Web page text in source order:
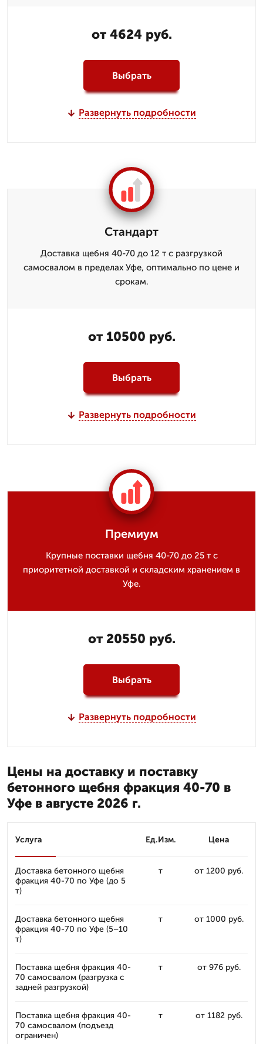
от 4624 руб.
Выбрать
Развернуть подробности
Стандарт
Доставка щебня 40-70 до 12 т с разгрузкой
самосвалом в пределах Уфе, оптимально по цене и
срокам.
от 10500 руб.
Выбрать
Развернуть подробности
Премиум
Крупные поставки щебня 40-70 до 25 т с
приоритетной доставкой и складским хранением в
Уфе.
от 20550 руб.
Выбрать
Развернуть подробности
Цены на доставку и поставку
бетонного щебня фракция 40-70 в
Уфе в августе 2026 г.
Услуга Ед.Изм. Цена
Доставка бетонного щебня
фракция 40-70 по Уфе (до 5
т)
т от 1200 руб.
Доставка бетонного щебня
фракция 40-70 по Уфе (5–10
т)
т от 1000 руб.
Поставка щебня фракция 40-
70 самосвалом (разгрузка с
задней разгрузкой)
т от 976 руб.
Поставка щебня фракция 40-
70 самосвалом (подъезд
ограничен)
т от 1182 руб.